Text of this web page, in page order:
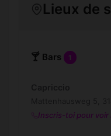
Lieux de
🍸 Bars 1
Inscris-toi pour voir